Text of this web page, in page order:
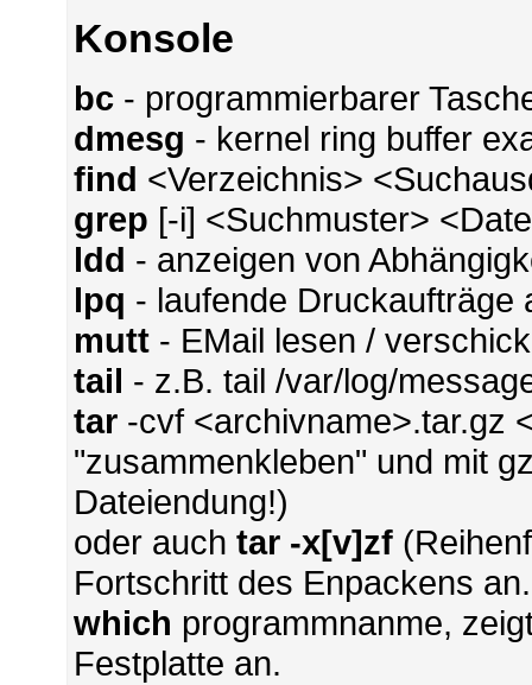
Konsole
bc - programmierbarer
dmesg - kernel ring buffer
find <Verzeichnis>
grep [-i] <Suchmuster>
ldd - anzeigen von
lpq - laufende Druckaufträge
mutt - EMail lesen /
tail - z.B. tail /var/log/
tar -cvf <archivname>.tar.gz
"zusammenkleben" und mit
Dateiendung!)
oder auchtar -x[v]zf
Fortschritt des Enpackens an.
which programmnanme,
Festplatte an.